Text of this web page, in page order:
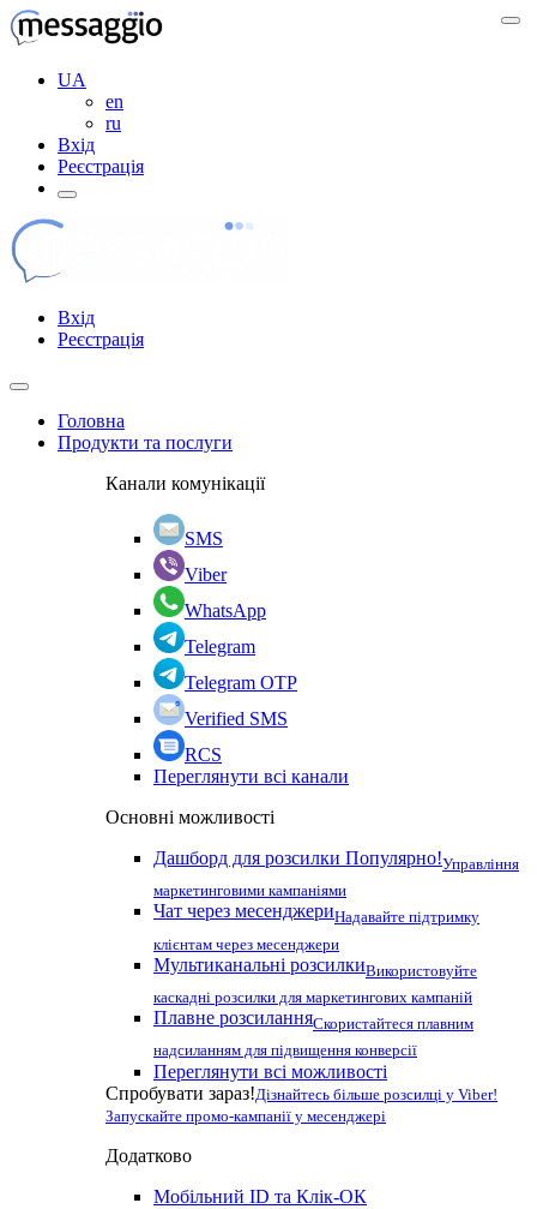
UA
en
ru
Вхід
Реєстрація
Вхід
Реєстрація
Головна
Продукти та послуги
Канали комунікації
SMS
Viber
WhatsApp
Telegram
Telegram OTP
Verified SMS
RCS
Переглянути всі канали
Основні можливості
Дашборд для розсилки Популярно!Управління
маркетинговими кампаніями
Чат через месенджериНадавайте підтримку
клієнтам через месенджери
Мультиканальні розсилкиВикористовуйте
каскадні розсилки для маркетингових кампаній
Плавне розсиланняСкористайтеся плавним
надсиланням для підвищення конверсії
Переглянути всі можливості
Спробувати зараз!Дізнайтесь більше розсилці у Viber!
Запускайте промо-кампанії у месенджері
Додатково
Мобільний ID та Клік-ОК